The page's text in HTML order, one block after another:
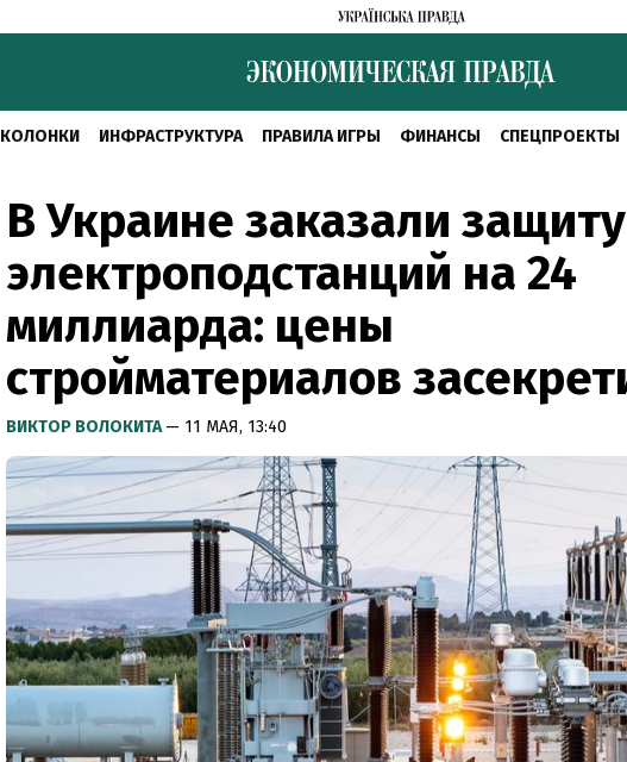
КОЛОНКИ ИНФРАСТРУКТУРА ПРАВИЛА ИГРЫ ФИНАНСЫ СПЕЦПРОЕКТЫ
В Украине заказали защиту
электроподстанций на 24
миллиарда: цены
стройматериалов
ВИКТОР ВОЛОКИТА— 11 МАЯ, 13:40